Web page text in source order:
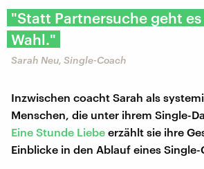
"Statt Partnersuche geht
Wahl."
Sarah Neu, Single-Coach
Inzwischen coacht Sarah als
Menschen, die unter ihrem Single-
Eine Stunde Liebe erzählt sie ihre
Einblicke in den Ablauf eines